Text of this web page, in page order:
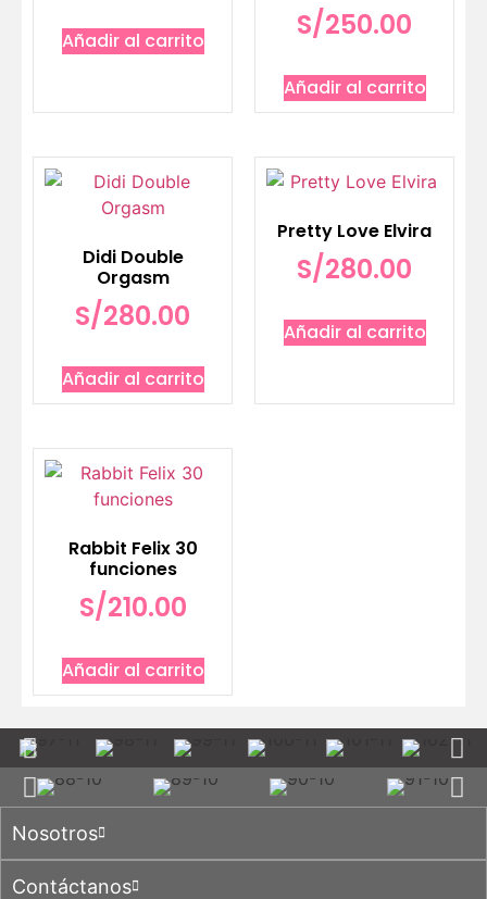
Añadir al carrito S/250.00
Añadir al carrito
Didi Double
Orgasm
S/280.00
Añadir al carrito
Pretty Love Elvira
S/280.00
Añadir al carrito
Rabbit Felix 30
funciones
S/210.00
Añadir al carrito
Nosotros
Contáctanos